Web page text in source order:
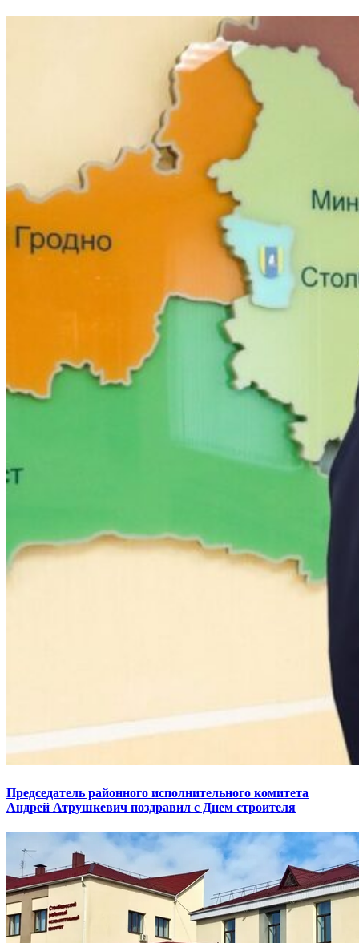
Председатель районного исполнительного комитета
Андрей Атрушкевич поздравил с Днем строителя